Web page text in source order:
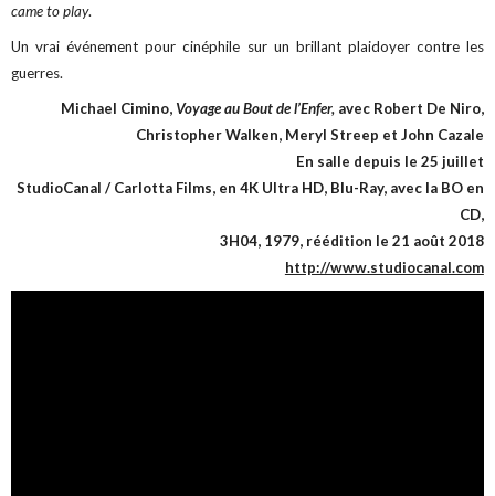
came to play.
Un vrai événement pour cinéphile sur un brillant plaidoyer contre les
guerres.
Michael Cimino, Voyage au Bout de l’Enfer,avec Robert De Niro,
Christopher Walken, Meryl Streep et John Cazale
En salle depuis le 25 juillet
StudioCanal / Carlotta Films, en 4K Ultra HD, Blu-Ray, avec la BO en
CD,
3H04, 1979, réédition le 21 août 2018
http://www.studiocanal.com